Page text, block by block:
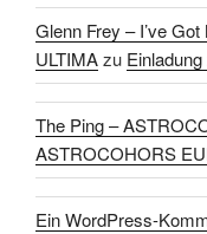
Glenn Frey – I’ve
ULTIMAzu
The Ping –
ASTROCOHORS
Ein WordPress-